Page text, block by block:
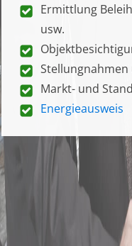
Ermittlung
usw.
Markt- und
Energieausweis